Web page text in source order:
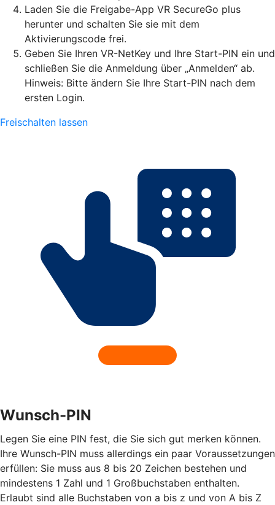
Laden Sie die Freigabe-App VR SecureGo plus
herunter und schalten Sie sie mit dem
Aktivierungscode frei.
Geben Sie Ihren VR-NetKey und Ihre Start-PIN ein und
schließen Sie die Anmeldung über „Anmelden“ ab.
Hinweis: Bitte ändern Sie Ihre Start-PIN nach dem
ersten Login.
Freischalten lassen
Wunsch-PIN
Legen Sie eine PIN fest, die Sie sich gut merken können.
Ihre Wunsch-PIN muss allerdings ein paar Voraussetzungen
erfüllen: Sie muss aus 8 bis 20 Zeichen bestehen und
mindestens 1 Zahl und 1 Großbuchstaben enthalten.
Erlaubt sind alle Buchstaben von a bis z und von A bis Z